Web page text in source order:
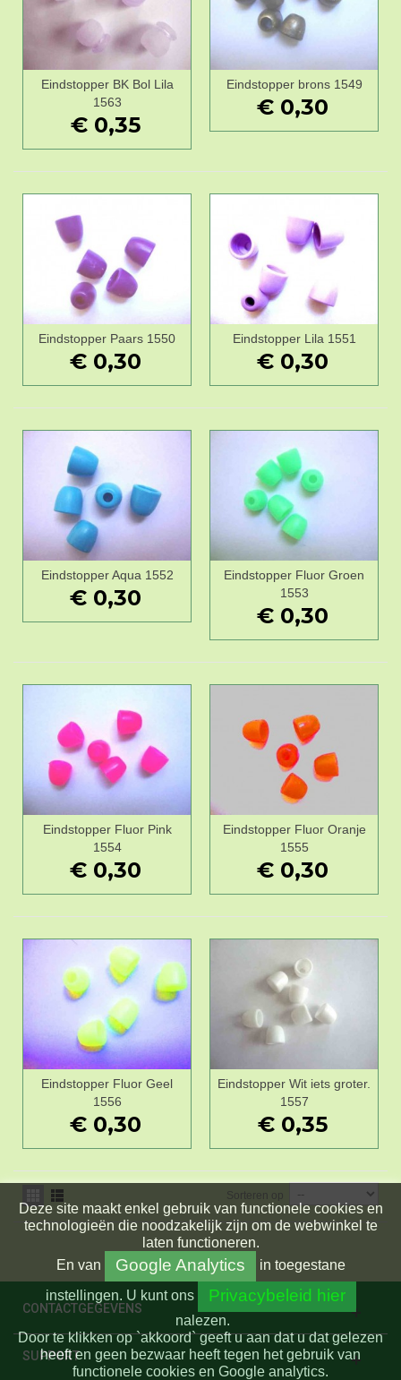
Eindstopper BK Bol Lila
1563
€ 0,35
Eindstopper brons 1549
€ 0,30
Eindstopper Paars 1550
€ 0,30
Eindstopper Lila 1551
€ 0,30
Eindstopper Aqua 1552
€ 0,30
Eindstopper Fluor Groen
1553
€ 0,30
Eindstopper Fluor Pink
1554
€ 0,30
Eindstopper Fluor Oranje
1555
€ 0,30
Eindstopper Fluor Geel
1556
€ 0,30
Eindstopper Wit iets groter.
1557
€ 0,35
Sorteren op
CONTACTGEGEVENS
SUPPORT
Deze site maakt enkel gebruik van functionele cookies en
technologieën die noodzakelijk zijn om de webwinkel te
laten functioneren.
En van Google Analytics
in toegestane
instellingen. U kunt ons Privacybeleid hier
nalezen.
Door te klikken op `akkoord` geeft u aan dat u dat gelezen
heeft en geen bezwaar heeft tegen het gebruik van
functionele cookies en Google analytics.